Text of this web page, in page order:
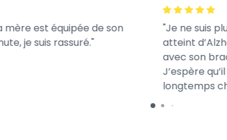
mère est équipée de son
je suis rassuré.
Je ne suis
atteint
avec son
J’espère
longtemps